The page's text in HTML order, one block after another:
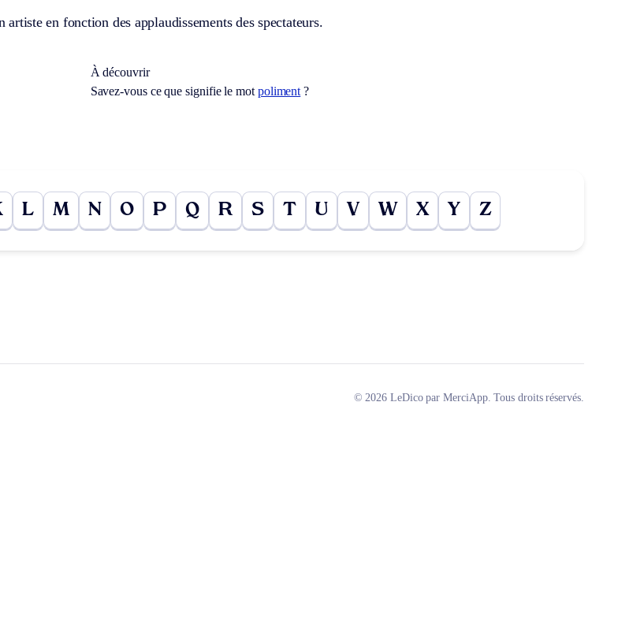
artiste en fonction des applaudissements des spectateurs.
À découvrir
Savez-vous ce que signifie le mot poliment ?
L M N O P Q R S T U V W X Y Z
© 2026 LeDico par MerciApp. Tous droits réservés.